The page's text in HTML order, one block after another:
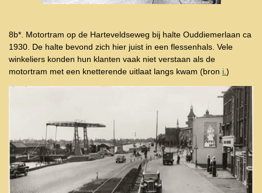
8b*. Motortram op de Harteveldseweg bij halte Ouddiemerlaan ca
1930. De halte bevond zich hier juist in een flessenhals. Vele
winkeliers konden hun klanten vaak niet verstaan als de
motortram met een knetterende uitlaat langs kwam (bron i. )